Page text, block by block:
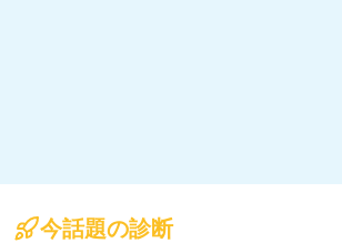
今話題の診断